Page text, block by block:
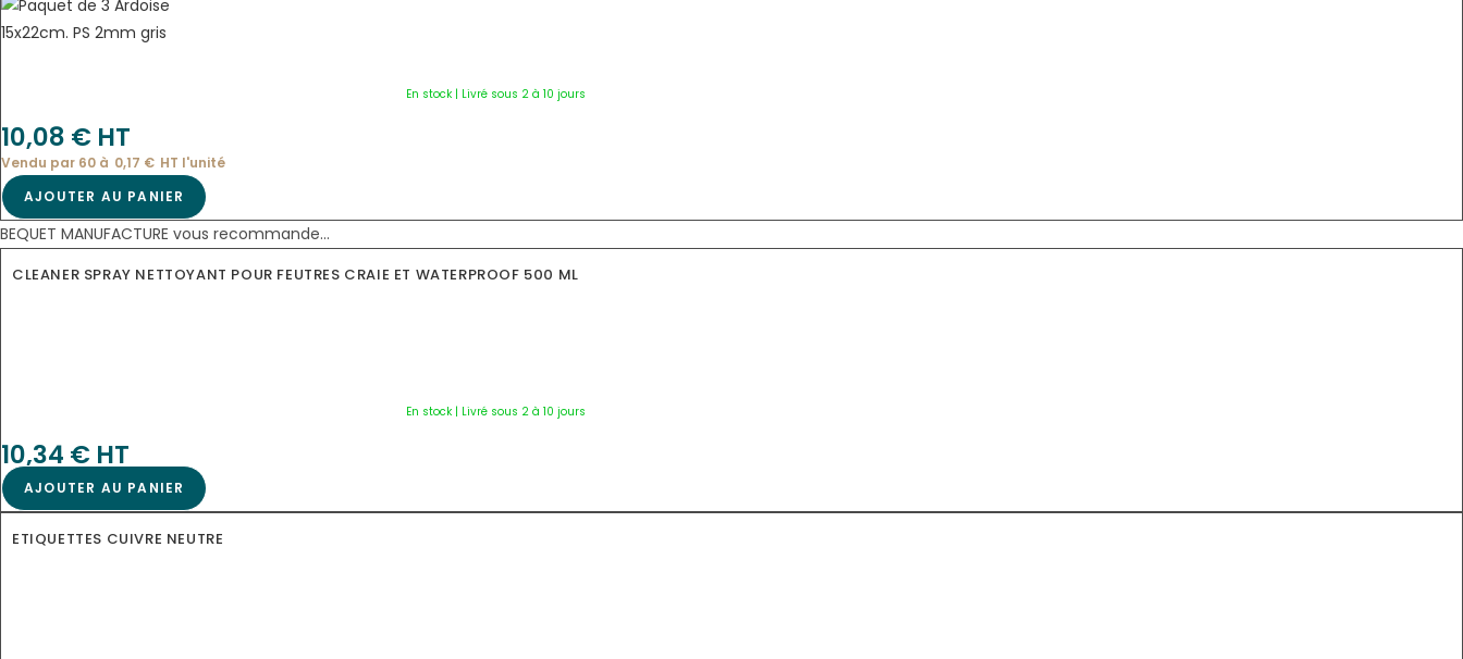
En stock | Livré sous 2 à 10 jours
10,08 € HT
Vendu par 60 à 0,17 € HT l'unité
AJOUTER AU PANIER
BEQUET MANUFACTURE vous recommande...
CLEANER SPRAY NETTOYANT POUR FEUTRES CRAIE ET WATERPROOF 500 ML
En stock | Livré sous 2 à 10 jours
10,34 € HT
AJOUTER AU PANIER
ETIQUETTES CUIVRE NEUTRE